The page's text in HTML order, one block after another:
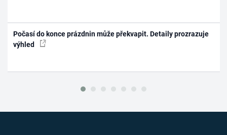
Počasí do konce prázdnin může překvapit. Detaily prozrazuje
výhled